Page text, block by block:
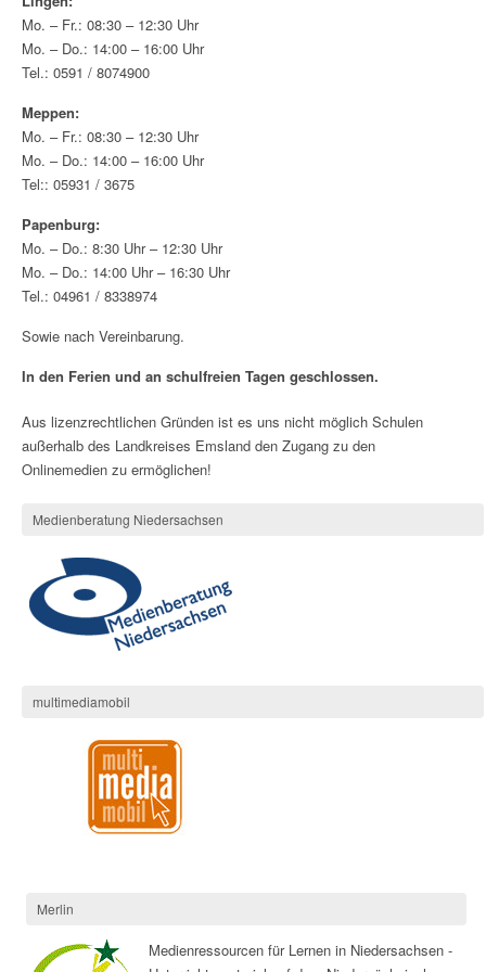
Mo. – Fr.: 08:30 – 12:30 Uhr
Mo. – Do.: 14:00 – 16:00 Uhr
Tel.: 0591 / 8074900
Meppen:
Mo. – Fr.: 08:30 – 12:30 Uhr
Mo. – Do.: 14:00 – 16:00 Uhr
Tel:: 05931 / 3675
Papenburg:
Mo. – Do.: 8:30 Uhr – 12:30 Uhr
Mo. – Do.: 14:00 Uhr – 16:30 Uhr
Tel.: 04961 / 8338974
Sowie nach Vereinbarung.
In den Ferien und an schulfreien Tagen geschlossen.
Aus lizenzrechtlichen Gründen ist es uns nicht möglich Schulen
außerhalb des Landkreises Emsland den Zugang zu den
Onlinemedien zu ermöglichen!
Medienberatung Niedersachsen
multimediamobil
Merlin
Medienressourcen für Lernen in Niedersachsen -